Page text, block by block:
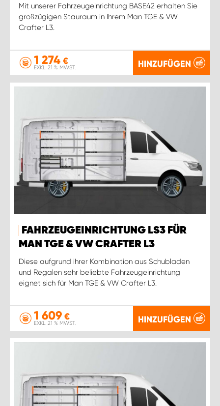
Mit unserer Fahrzeugeinrichtung BASE42 erhalten Sie
großzügigen Stauraum in Ihrem Man TGE & VW
Crafter L3.
1 274 €
EXKL. 21 % MWST. HINZUFÜGEN
FAHRZEUGEINRICHTUNG LS3 FÜR
MAN TGE & VW CRAFTER L3
Diese aufgrund ihrer Kombination aus Schubladen
und Regalen sehr beliebte Fahrzeugeinrichtung
eignet sich für Man TGE & VW Crafter L3.
1 609 €
EXKL. 21 % MWST. HINZUFÜGEN